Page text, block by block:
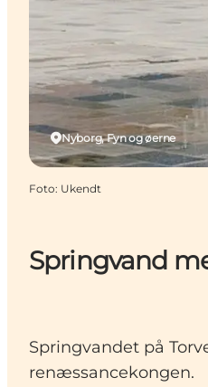
Springvand
Springvandet på
renæssancekongen.
Nyborg, Fyn og øerne
Foto: Ukendt